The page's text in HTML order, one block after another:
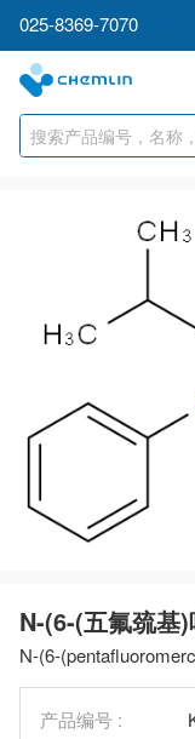
025-8369-7070
N-(6-(五氟巯基
N-(6-
产品编号 :